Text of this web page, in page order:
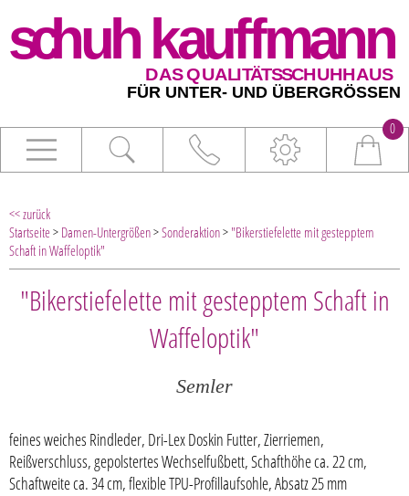
0
<< zurück
Startseite> Damen-Untergrößen>Sonderaktion> "Bikerstiefelette mit gestepptem
Schaft in Waffeloptik"
"Bikerstiefelette mit gestepptem Schaft in
Waffeloptik"
Semler
feines weiches Rindleder, Dri-Lex Doskin Futter, Zierriemen,
Reißverschluss, gepolstertes Wechselfußbett, Schafthöhe ca. 22 cm,
Schaftweite ca. 34 cm, flexible TPU-Profillaufsohle, Absatz 25 mm